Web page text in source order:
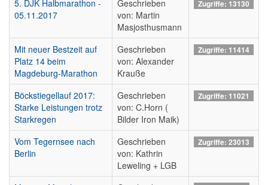
5. DJK Halbmarathon -
05.11.2017
Geschrieben
von: Martin
Masjosthusmann
Zugriffe: 13130
Mit neuer Bestzeit auf
Platz 14 beim
Magdeburg-Marathon
Geschrieben
von: Alexander
Krauße
Zugriffe: 11414
Böckstiegellauf 2017:
Starke Leistungen trotz
Starkregen
Geschrieben
von: C.Horn (
Bilder Iron Maik)
Zugriffe: 11021
Vom Tegernsee nach
Berlin
Geschrieben
von: Kathrin
Leweling + LGB
Zugriffe: 23013